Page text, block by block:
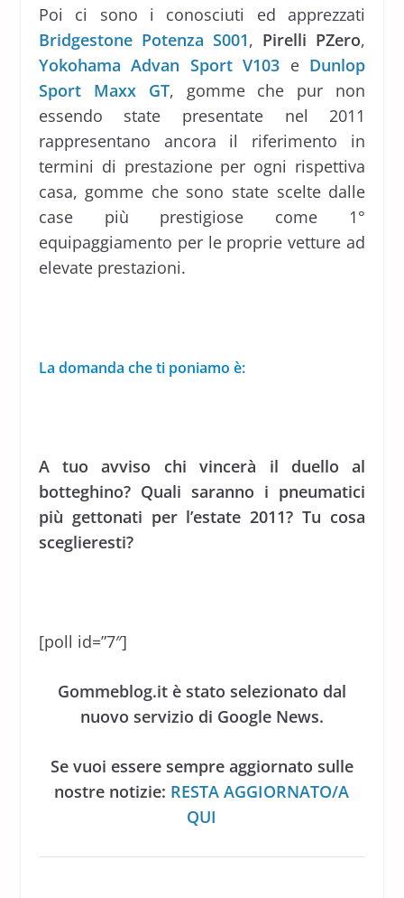
Poi ci sono i conosciuti ed apprezzati
Bridgestone Potenza S001, Pirelli PZero,
Yokohama Advan Sport V103 e Dunlop
Sport Maxx GT, gomme che pur non
essendo state presentate nel 2011
rappresentano ancora il riferimento in
termini di prestazione per ogni rispettiva
casa, gomme che sono state scelte dalle
case più prestigiose come 1°
equipaggiamento per le proprie vetture ad
elevate prestazioni.
La domanda che ti poniamo è:
A tuo avviso chi vincerà il duello al
botteghino? Quali saranno i pneumatici
più gettonati per l’estate 2011? Tu cosa
sceglieresti?
[poll id=”7″]
Gommeblog.it è stato selezionato dal
nuovo servizio di Google News.
Se vuoi essere sempre aggiornato sulle
nostre notizie: RESTA AGGIORNATO/A
QUI